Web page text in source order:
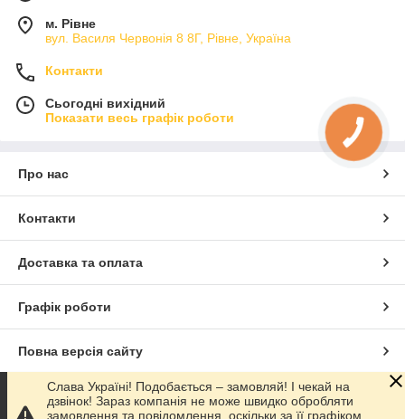
м. Рівне
вул. Василя Червонія 8 8Г, Рівне, Україна
Контакти
Сьогодні вихідний
Показати весь графік роботи
Про нас
Контакти
Доставка та оплата
Графік роботи
Повна версія сайту
Сайт створено на маркетплейсі Prom.ua
Слава Україні! Подобається – замовляй! І чекай на
дзвінок! Зараз компанія не може швидко обробляти
замовлення та повідомлення, оскільки за її графіком